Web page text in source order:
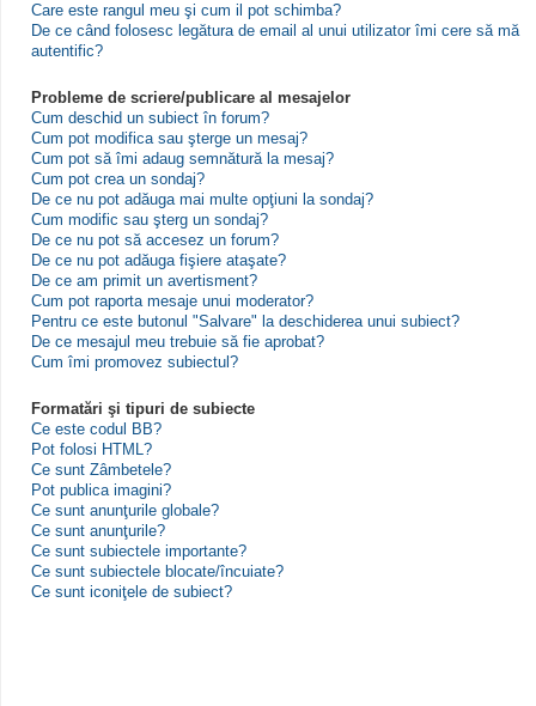
Care este rangul meu şi cum il pot schimba?
De ce când folosesc legătura de email al unui utilizator îmi cere să mă
autentific?
Probleme de scriere/publicare al mesajelor
Cum deschid un subiect în forum?
Cum pot modifica sau şterge un mesaj?
Cum pot să îmi adaug semnătură la mesaj?
Cum pot crea un sondaj?
De ce nu pot adăuga mai multe opţiuni la sondaj?
Cum modific sau şterg un sondaj?
De ce nu pot să accesez un forum?
De ce nu pot adăuga fişiere ataşate?
De ce am primit un avertisment?
Cum pot raporta mesaje unui moderator?
Pentru ce este butonul "Salvare" la deschiderea unui subiect?
De ce mesajul meu trebuie să fie aprobat?
Cum îmi promovez subiectul?
Formatări şi tipuri de subiecte
Ce este codul BB?
Pot folosi HTML?
Ce sunt Zâmbetele?
Pot publica imagini?
Ce sunt anunţurile globale?
Ce sunt anunţurile?
Ce sunt subiectele importante?
Ce sunt subiectele blocate/încuiate?
Ce sunt iconiţele de subiect?